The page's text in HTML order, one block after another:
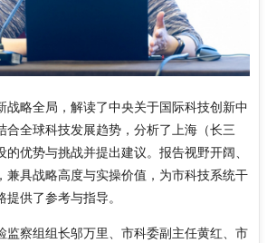
战略全局，解读了中央关于国际科技创新中
合全球科技发展趋势，分析了上海（长三
优势与挑战并提出建议。报告视野开阔、
兼具战略高度与实操价值，为市科技系统干
供了参考与指导。
监察组组长邬万里、市科委副主任黄红、市